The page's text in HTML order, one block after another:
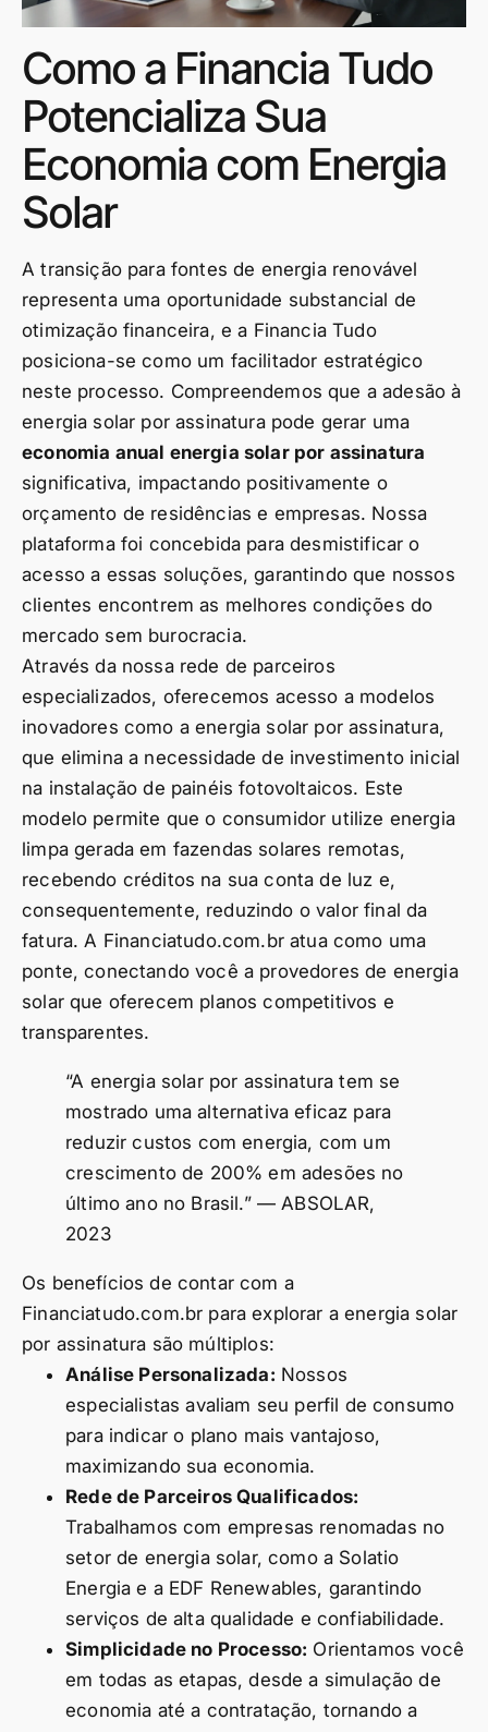
Como a Financia Tudo
Potencializa Sua
Economia com Energia
Solar
A transição para fontes de energia renovável
representa uma oportunidade substancial de
otimização financeira, e a Financia Tudo
posiciona-se como um facilitador estratégico
neste processo. Compreendemos que a adesão à
energia solar por assinatura pode gerar uma
economia anual energia solar por assinatura
significativa, impactando positivamente o
orçamento de residências e empresas. Nossa
plataforma foi concebida para desmistificar o
acesso a essas soluções, garantindo que nossos
clientes encontrem as melhores condições do
mercado sem burocracia.
Através da nossa rede de parceiros
especializados, oferecemos acesso a modelos
inovadores como a energia solar por assinatura,
que elimina a necessidade de investimento inicial
na instalação de painéis fotovoltaicos. Este
modelo permite que o consumidor utilize energia
limpa gerada em fazendas solares remotas,
recebendo créditos na sua conta de luz e,
consequentemente, reduzindo o valor final da
fatura. A Financiatudo.com.br atua como uma
ponte, conectando você a provedores de energia
solar que oferecem planos competitivos e
transparentes.
“A energia solar por assinatura tem se
mostrado uma alternativa eficaz para
reduzir custos com energia, com um
crescimento de 200% em adesões no
último ano no Brasil.” — ABSOLAR,
2023
Os benefícios de contar com a
Financiatudo.com.br para explorar a energia solar
por assinatura são múltiplos:
Análise Personalizada: Nossos
especialistas avaliam seu perfil de consumo
para indicar o plano mais vantajoso,
maximizando sua economia.
Rede de Parceiros Qualificados:
Trabalhamos com empresas renomadas no
setor de energia solar, como a Solatio
Energia e a EDF Renewables, garantindo
serviços de alta qualidade e confiabilidade.
Simplicidade no Processo: Orientamos você
em todas as etapas, desde a simulação de
economia até a contratação, tornando a